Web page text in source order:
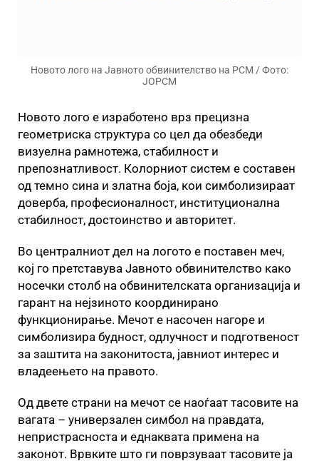
Новото лого на Јавното обвинителство на РСМ / Фото:
ЈОРСМ
Новото лого е изработено врз прецизна
геометриска структура со цел да обезбеди
визуелна рамнотежа, стабилност и
препознатливост. Колорниот систем е составен
од темно сина и златна боја, кои симболизираат
доверба, професионалност, институционална
стабилност, достоинство и авторитет.
Во централниот дел на логото е поставен меч,
кој го претставува Јавното обвинителство како
носечки столб на обвинителската организација и
гарант на нејзиното координирано
функционирање. Мечот е насочен нагоре и
симболизира будност, одлучност и подготвеност
за заштита на законитоста, јавниот интерес и
владеењето на правото.
Од двете страни на мечот се наоѓаат тасовите на
вагата – универзален симбол на правдата,
непристрасноста и еднаквата примена на
законот. Врвките што ги поврзуваат тасовите ја